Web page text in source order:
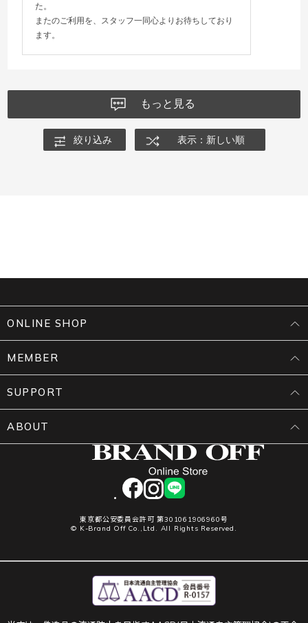
た。
またのご利用を、スタッフ一同心よりお待ちしており
ます。
もっと見る
絞り込み 表示：新しい順
facebookinstagram
LINE
東京都公安委員会許可 第301061906960号
© K-Brand Off Co.,Ltd. All Rights Reserved.
ONLINE SHOP
MEMBER
SUPPORT
ABOUT